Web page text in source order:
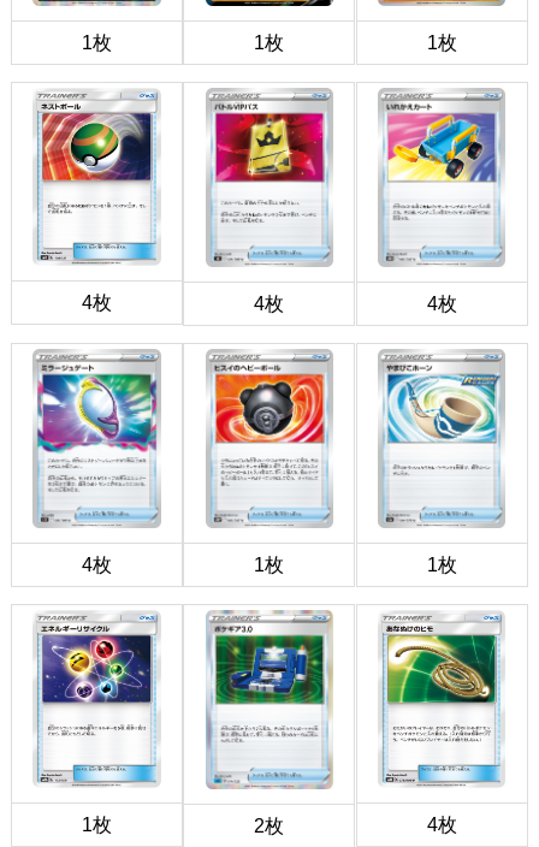
1枚 1枚 1枚
4枚 4枚 4枚
4枚 1枚 1枚
1枚 2枚 4枚